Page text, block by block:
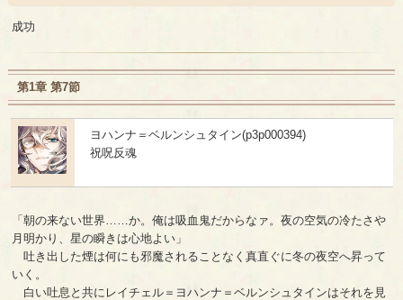
成功
第1章 第7節
ヨハンナ＝ベルンシュタイン(p3p000394)
祝呪反魂
「朝の来ない世界……か。俺は吸血鬼だからなァ。夜の空気の冷たさや
月明かり、星の瞬きは心地よい」
吐き出した煙は何にも邪魔されることなく真直ぐに冬の夜空へ昇って
いく。
白い吐息と共にレイチェル＝ヨハンナ＝ベルンシュタインはそれを見